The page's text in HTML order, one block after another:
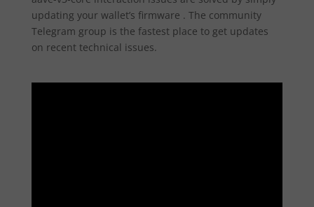
updating your wallet’s firmware . The community
Telegram group is the fastest place to get updates
on recent technical issues.